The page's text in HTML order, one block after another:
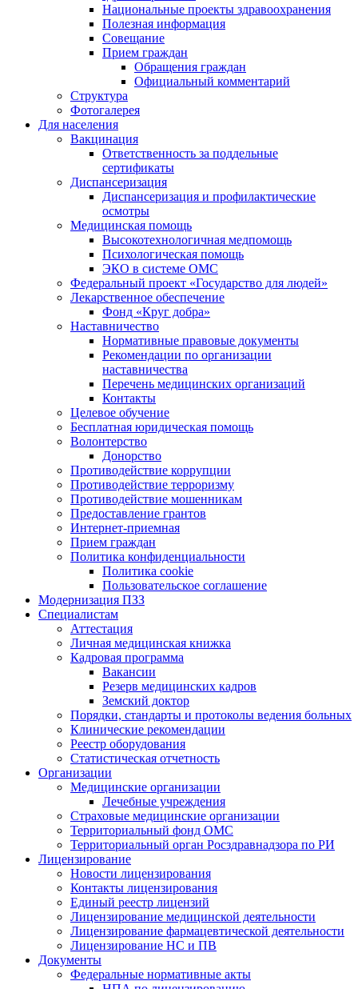
Национальные проекты здравоохранения
Полезная информация
Совещание
Прием граждан
Обращения граждан
Официальный комментарий
Структура
Фотогалерея
Для населения
Вакцинация
Ответственность за поддельные
сертификаты
Диспансеризация
Диспансеризация и профилактические
осмотры
Медицинская помощь
Высокотехнологичная медпомощь
Психологическая помощь
ЭКО в системе ОМС
Федеральный проект «Государство для людей»
Лекарственное обеспечение
Фонд «Круг добра»
Наставничество
Нормативные правовые документы
Рекомендации по организации
наставничества
Перечень медицинских организаций
Контакты
Целевое обучение
Бесплатная юридическая помощь
Волонтерство
Донорство
Противодействие коррупции
Противодействие терроризму
Противодействие мошенникам
Предоставление грантов
Интернет-приемная
Прием граждан
Политика конфиденциальности
Политика cookie
Пользовательское соглашение
Модернизация ПЗЗ
Специалистам
Аттестация
Личная медицинская книжка
Кадровая программа
Вакансии
Резерв медицинских кадров
Земский доктор
Порядки, стандарты и протоколы ведения больных
Клинические рекомендации
Реестр оборудования
Статистическая отчетность
Организации
Медицинские организации
Лечебные учреждения
Страховые медицинские организации
Территориальный фонд ОМС
Территориальный орган Росздравнадзора по РИ
Лицензирование
Новости лицензирования
Контакты лицензирования
Единый реестр лицензий
Лицензирование медицинской деятельности
Лицензирование фармацевтической деятельности
Лицензирование НС и ПВ
Документы
Федеральные нормативные акты